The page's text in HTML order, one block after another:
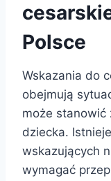
Polsce
Wskazania do
obejmują
może stanowić
dziecka.
wskazujących
wymagać